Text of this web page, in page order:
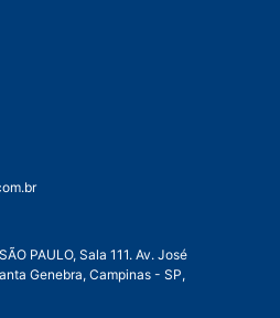
PAULO, Sala 111. Av. José
Genebra, Campinas - SP,